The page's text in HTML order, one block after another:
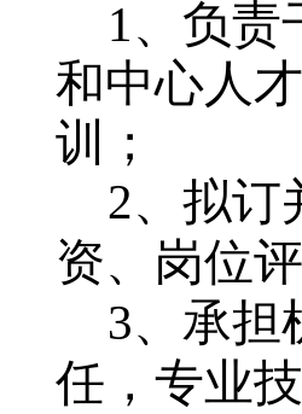
1、负责
和中心人
训；
2、拟订
资、岗位
3、承担
任，专业